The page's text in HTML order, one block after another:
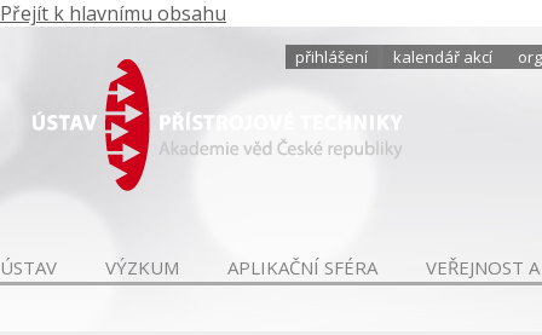
Přejít k hlavnímu obsahu
přihlášení kalendář akcí
ÚSTAV VÝZKUM APLIKAČNÍ SFÉRA VEŘEJNOST